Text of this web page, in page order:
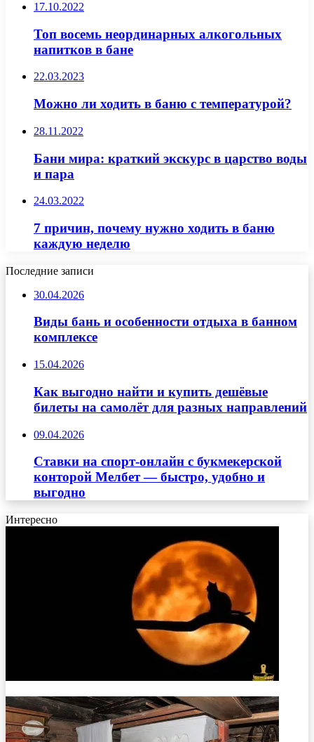
17.10.2022
Топ восемь неординарных алкогольных
напитков в бане
22.03.2023
Можно ли ходить в баню с температурой?
28.11.2022
Бани мира: краткий экскурс в царство воды
и пара
24.03.2022
7 причин, почему нужно ходить в баню
каждую неделю
Последние записи
30.04.2026
Виды бань и особенности отдыха в банном
комплексе
15.04.2026
Как выгодно найти и купить дешёвые
билеты на самолёт для разных направлений
09.04.2026
Ставки на спорт-онлайн с букмекерской
конторой Мелбет — быстро, удобно и
выгодно
Интересно